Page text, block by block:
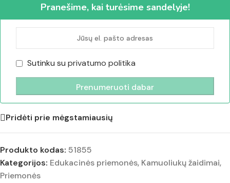
Pranešime, kai turėsime sandelyje!
Sutinku su privatumo politika
Pridėti prie mėgstamiausių
Produkto kodas: 51855
Kategorijos: Edukacinės priemonės, Kamuoliukų žaidimai,
Priemonės